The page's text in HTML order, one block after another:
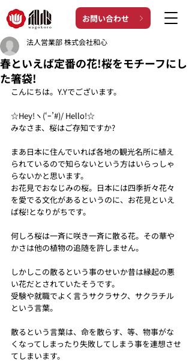
お問い合わせ
春といえば定番の花!桜をモチーフにし
た箸袋!
法人営業部 株式会社和心
こんにちは。Y.Yでございます。
☆Hey!ヽ(‘ｰ’#)/ Hello!☆
みなさま、桜はご存知ですか?
まあ日本に住んでいれば各地の観光名所に植え
られているので知らないという方はいらっしゃ
らないかと思います。
お花見でおなじみの桜。日本には四季折々花々
を愛でる文化があるというのに、お花見といえ
ば桜!となりがちです。
何しろ桜は一斉に咲き一斉に散る花。その華や
かさは他の植物の追随を許しません。
しかしこの散るという事のせいか昔は縁起の悪
い花だとされていたそうです。
受験や就職でよく言うサクラサク、サクラチル
という言葉。
散るという言葉は、命を散らす、等、物事がな
くなってしまったり失敗してしまう事を連想させ
てしまいます。